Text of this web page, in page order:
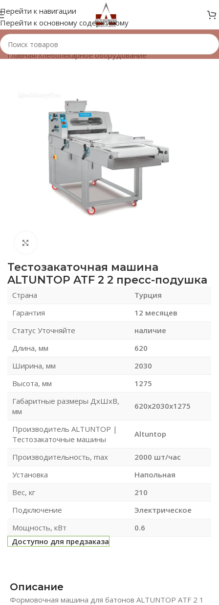
Перейти к навигации
Перейти к основному содержимому
Главная/Хлебопекарное оборудование
Тестозакаточная машина
ALTUNTOP ATF 2 2 пресс-подушка
Страна
Турция
Гарантия
12 месяцев
Статус Уточняйте
наличие
Длина, мм
620
Ширина, мм
2030
Высота, мм
1275
Габаритные размеры ДхШхВ,
мм
620x2030x1275
Производитель ALTUNTOP |
Тестозакаточные машины
Altuntop
Производительность, max
2000 шт/час
Установка
Напольная
Вес, кг
210
Подключение
Электрическое
Мощность, кВт
0.6
Доступно для предзаказа
Описание
Формовочная машина для батонов ALTUNTOP ATF 2 1